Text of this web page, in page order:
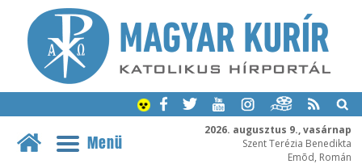
2026. augusztus 9., vasárnap
Szent Terézia Benedikta
Emõd, Román
Menü